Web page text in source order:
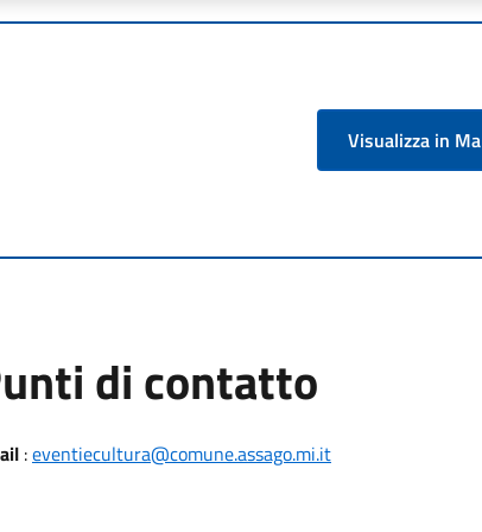
Visualizza in
di contatto
:eventiecultura@comune.assago.mi.it